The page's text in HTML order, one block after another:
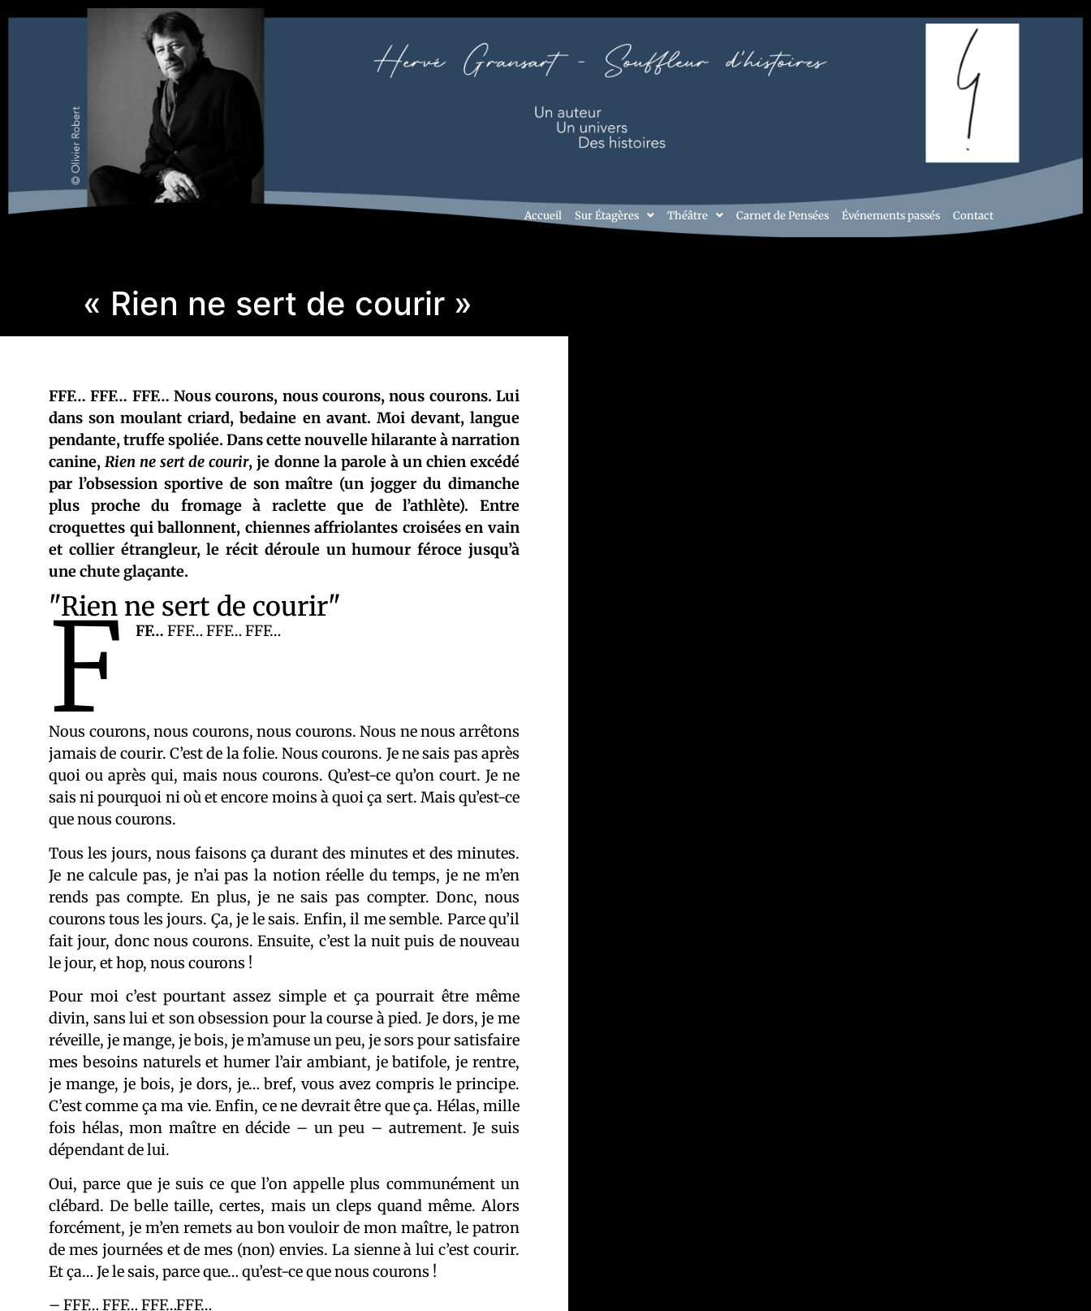
Accueil Sur Étagères Théâtre Carnet de Pensées Événements passés Contact
« Rien ne sert de courir »
FFF… FFF… FFF… Nous courons, nous courons, nous courons. Lui
dans son moulant criard, bedaine en avant. Moi devant, langue
pendante, truffe spoliée. Dans cette nouvelle hilarante à narration
canine,Rien ne sert de courir, je donne la parole à un chien excédé
par l’obsession sportive de son maître (un jogger du dimanche
plus proche du fromage à raclette que de l’athlète). Entre
croquettes qui ballonnent, chiennes affriolantes croisées en vain
et collier étrangleur, le récit déroule un humour féroce jusqu’à
une chute glaçante.
"Rien ne sert de courir"
F FF… FFF… FFF… FFF…
Nous courons, nous courons, nous courons. Nous ne nous arrêtons
jamais de courir. C’est de la folie. Nous courons. Je ne sais pas après
quoi ou après qui, mais nous courons. Qu’est-ce qu’on court. Je ne
sais ni pourquoi ni où et encore moins à quoi ça sert. Mais qu’est-ce
que nous courons.
Tous les jours, nous faisons ça durant des minutes et des minutes.
Je ne calcule pas, je n’ai pas la notion réelle du temps, je ne m’en
rends pas compte. En plus, je ne sais pas compter. Donc, nous
courons tous les jours. Ça, je le sais. Enfin, il me semble. Parce qu’il
fait jour, donc nous courons. Ensuite, c’est la nuit puis de nouveau
le jour, et hop, nous courons !
Pour moi c’est pourtant assez simple et ça pourrait être même
divin, sans lui et son obsession pour la course à pied. Je dors, je me
réveille, je mange, je bois, je m’amuse un peu, je sors pour satisfaire
mes besoins naturels et humer l’air ambiant, je batifole, je rentre,
je mange, je bois, je dors, je… bref, vous avez compris le principe.
C’est comme ça ma vie. Enfin, ce ne devrait être que ça. Hélas, mille
fois hélas, mon maître en décide – un peu – autrement. Je suis
dépendant de lui.
Oui, parce que je suis ce que l’on appelle plus communément un
clébard. De belle taille, certes, mais un cleps quand même. Alors
forcément, je m’en remets au bon vouloir de mon maître, le patron
de mes journées et de mes (non) envies. La sienne à lui c’est courir.
Et ça… Je le sais, parce que… qu’est-ce que nous courons !
– FFF… FFF… FFF…FFF…